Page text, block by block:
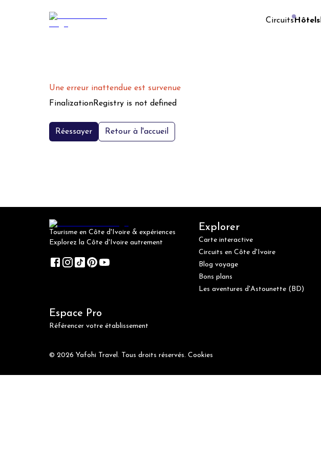
CircuitsHôtels
Une erreur inattendue est survenue
FinalizationRegistry is not defined
Réessayer Retour à l'accueil
Tourisme en Côte d'Ivoire & expériences
Explorez la Côte d'Ivoire autrement
Explorer
Carte interactive
Circuits en Côte d'Ivoire
Blog voyage
Bons plans
Les aventures d'Astounette (BD)
Espace Pro
Référencer votre établissement
© 2026 Yafohi Travel. Tous droits réservés. Cookies